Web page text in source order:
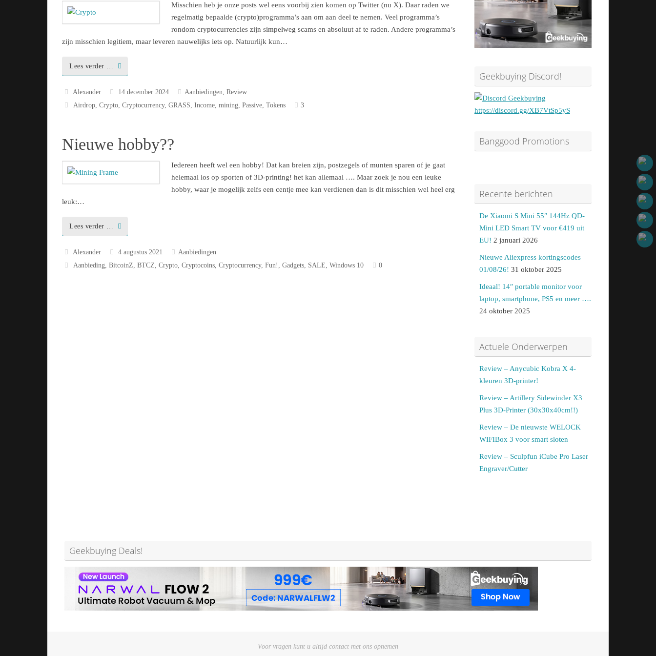
Misschien heb je onze posts wel eens voorbij zien komen op Twitter (nu X). Daar raden we
regelmatig bepaalde (crypto)programma’s aan om aan deel te nemen. Veel programma’s
rondom cryptocurrencies zijn simpelweg scams en absoluut af te raden. Andere programma’s
zijn misschien legitiem, maar leveren nauwelijks iets op. Natuurlijk kun…
Lees verder …
Alexander 14 december 2024 Aanbiedingen, Review
Airdrop,Crypto,Cryptocurrency,GRASS,Income,mining,Passive,Tokens 3
Nieuwe hobby??
Iedereen heeft wel een hobby! Dat kan breien zijn, postzegels of munten sparen of je gaat
helemaal los op sporten of 3D-printing! het kan allemaal …. Maar zoek je nou een leuke
hobby, waar je mogelijk zelfs een centje mee kan verdienen dan is dit misschien wel heel erg
leuk:…
Lees verder …
Alexander 4 augustus 2021
Aanbiedingen
Aanbieding ,BitcoinZ ,BTCZ ,Crypto ,Cryptocoins ,Cryptocurrency,Fun! ,Gadgets SALE ,Windows 10 0
Geekbuying Discord!
https://discord.gg/XB7VtSp5yS
Banggood Promotions
Recente berichten
De Xiaomi S Mini 55″ 144Hz QD-
Mini LED Smart TV voor €419 uit
EU! 2 januari 2026
Nieuwe Aliexpress kortingscodes
01/08/26! 31 oktober 2025
Ideaal! 14″ portable monitor voor
laptop, smartphone, PS5 en meer ….
24 oktober 2025
Actuele Onderwerpen
Review – Anycubic Kobra X 4-
kleuren 3D-printer!
Review – Artillery Sidewinder X3
Plus 3D-Printer (30x30x40cm!!)
Review – De nieuwste WELOCK
WIFIBox 3 voor smart sloten
Review – Sculpfun iCube Pro Laser
Engraver/Cutter
Geekbuying Deals!
Voor vragen kunt u altijd contact met ons opnemen